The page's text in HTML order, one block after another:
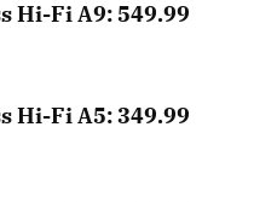
Hi-Fi A9: 549.99
Hi-Fi A5: 349.99